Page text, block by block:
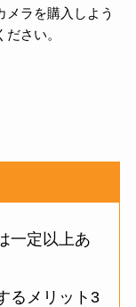
メラを購入しよう
さい。
一定以上あ
るメリット3